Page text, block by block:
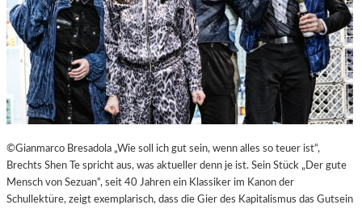
©Gianmarco Bresadola „Wie soll ich gut sein, wenn alles so teuer ist“,
Brechts Shen Te spricht aus, was aktueller denn je ist. Sein Stück „Der gute
Mensch von Sezuan“, seit 40 Jahren ein Klassiker im Kanon der
Schullektüre, zeigt exemplarisch, dass die Gier des Kapitalismus das Gutsein